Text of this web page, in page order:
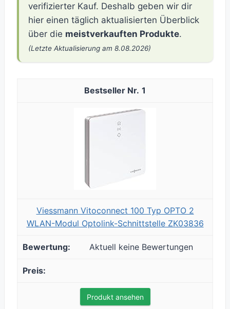
verifizierter Kauf. Deshalb geben wir dir
hier einen täglich aktualisierten Überblick
über die meistverkauften Produkte.
(Letzte Aktualisierung am 8.08.2026)
1
Viessmann Vitoconnect 100 Typ OPTO 2
WLAN-Modul Optolink-Schnittstelle ZK03836
Aktuell keine Bewertungen
Produkt ansehen